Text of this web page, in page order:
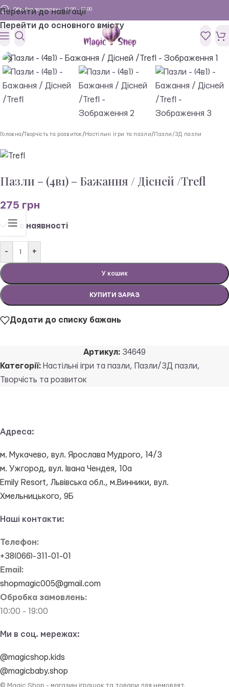
Перейти до навігації
Перейти до основного вмісту
Обробка замовлень: 10:00 - 19:00
Головна / Творчість та розвиток / Настільні ігри та пазли / Пазли/3Д пазли
Пазли – (4в1) – Бажання / Дісней /Trefl
275 грн
Є в наявності
- +
У кошик
КУПИТИ ЗАРАЗ
Додати до списку бажань
Артикул: 34649
Категорії: Настільні ігри та пазли, Пазли/3Д пазли,
Творчість та розвиток
Адреса:
м. Мукачево, вул. Ярослава Мудрого, 14/3
м. Ужгород, вул. Івана Чендея, 10а
Emily Resort, Львівська обл., м.Винники, вул.
Хмельницького, 9Б
Наші контакти:
Телефон:
+38(066)-311-01-01
Email:
shopmagic005@gmail.com
Обробка замовлень:
10:00 - 19:00
Ми в соц. мережах:
@magicshop.kids
@magicbaby.shop
© Magic Shop - магазин іграшок та товари для немовлят.